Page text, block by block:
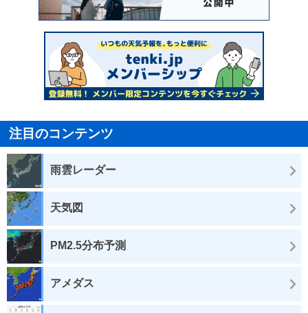
注目のコンテンツ
雨雲レーダー
天気図
PM2.5分布予測
アメダス